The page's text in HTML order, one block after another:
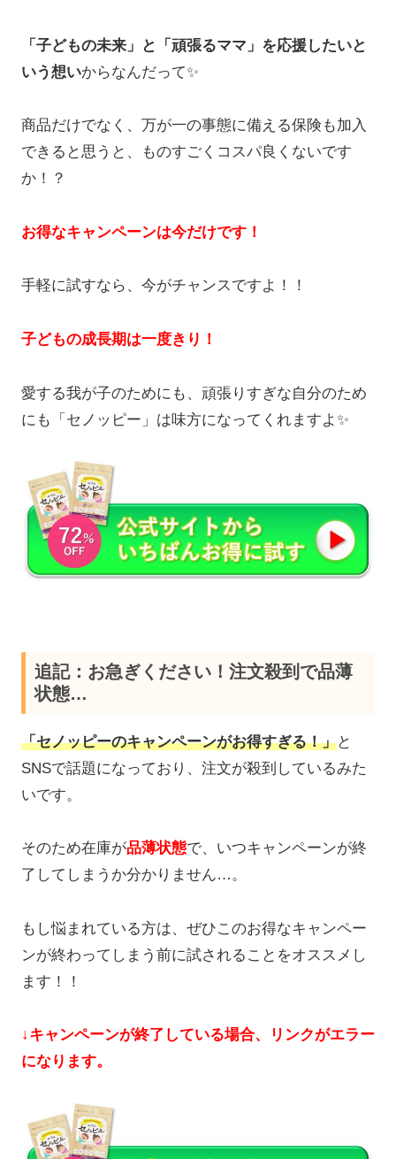
「子どもの未来」と「頑張るママ」を応援したいと
いう想いからなんだって✨
商品だけでなく、万が一の事態に備える保険も加入
できると思うと、ものすごくコスパ良くないです
か！？
お得なキャンペーンは今だけです！
手軽に試すなら、今がチャンスですよ！！
子どもの成長期は一度きり！
愛する我が子のためにも、頑張りすぎな自分のため
にも「セノッピー」は味方になってくれますよ✨
追記：お急ぎください！注文殺到で品薄
状態…
「セノッピーのキャンペーンがお得すぎる！」と
SNSで話題になっており、注文が殺到しているみた
いです。
そのため在庫が品薄状態で、いつキャンペーンが終
了してしまうか分かりません…。
もし悩まれている方は、ぜひこのお得なキャンペー
ンが終わってしまう前に試されることをオススメし
ます！！
↓キャンペーンが終了している場合、リンクがエラー
になります。